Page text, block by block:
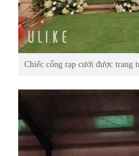
Chiếc cổng rạp cưới được trang